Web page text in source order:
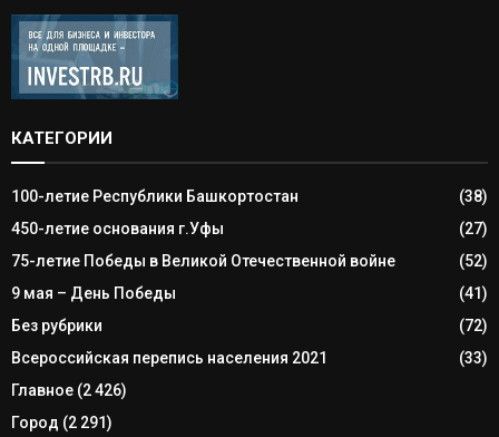
КАТЕГОРИИ
100-летие Республики Башкортостан
(38)
450-летие основания г.Уфы
(27)
75-летие Победы в Великой Отечественной войне
(52)
9 мая – День Победы
(41)
Без рубрики
(72)
Всероссийская перепись населения 2021
(33)
Главное (2 426)
Город (2 291)